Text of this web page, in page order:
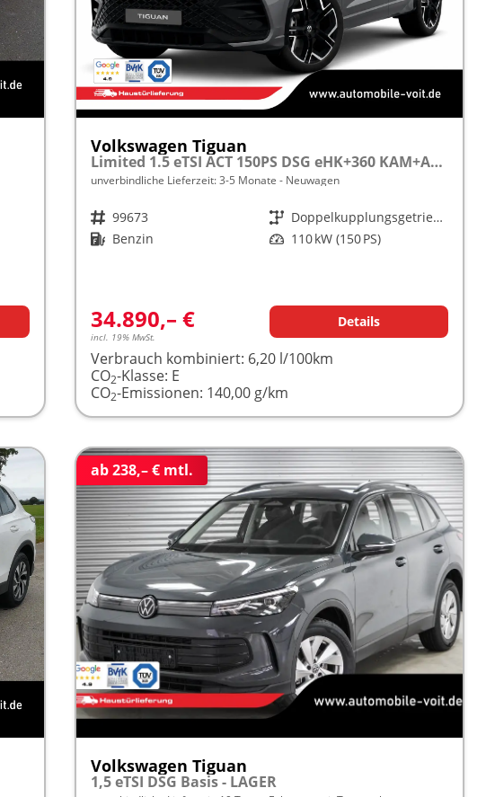
Volkswagen Tiguan
Limited 1.5 eTSI ACT 150PS DSG eHK+360 KAM+ACC+APP+LED PLUS+17" LM+KLIMA frei konfigurierbar!
unverbindliche Lieferzeit: 3-5 Monate Neuwagen
Fahrzeugnr. 99673 Getriebe
Doppelkupplungsgetriebe (DSG)
Kraftstoff Benzin Leistung 110 kW (150 PS)
34.890,– €
incl. 19% MwSt.
Details
Verbrauch kombiniert: 6,20 l/100km
CO2-Klasse: E
CO2-Emissionen: 140,00 g/km
ab 238,– € mtl.
Volkswagen Tiguan
1,5 eTSI DSG Basis - LAGER